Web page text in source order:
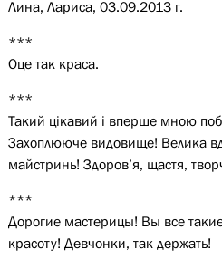
Лина, Лариса, 03.09.2013 г.
***
Оце так краса.
***
Такий цікавий і вперше мною
Захоплююче видовище! Велика
майстринь! Здоров’я, щастя,
***
Дорогие мастерицы! Вы все
красоту! Девчонки, так держать!